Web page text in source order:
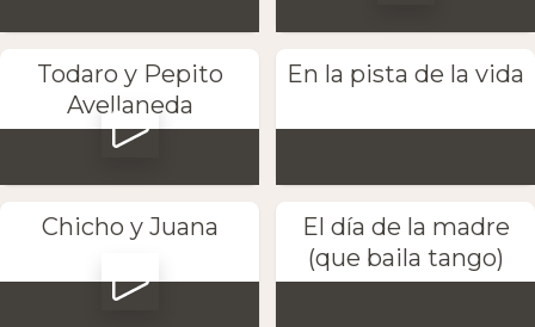
Todaro y Pepito
Avellaneda
En la pista de la vida
Chicho y Juana
El día de la madre
(que baila tango)